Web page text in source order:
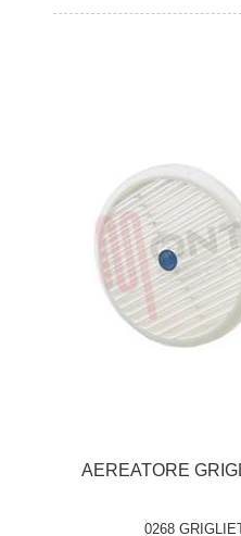
AEREATORE
0268